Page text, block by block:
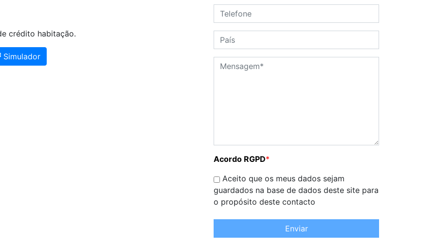
crédito habitação.
Simulador
Acordo RGPD*
Aceito que os meus dados sejam
guardados na base de dados deste site para
o propósito deste contacto
Enviar